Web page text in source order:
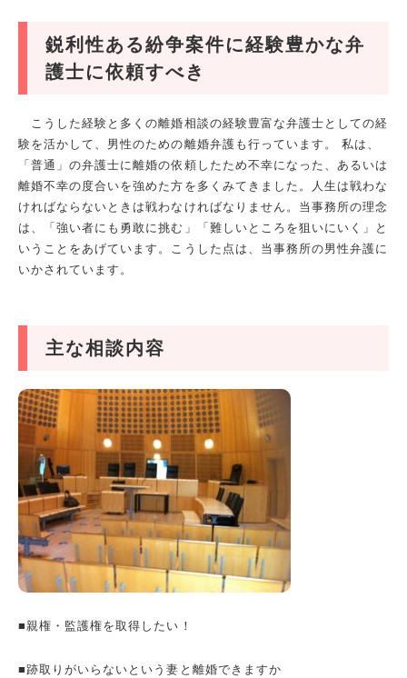
鋭利性ある紛争案件に経験豊かな弁
護士に依頼すべき
こうした経験と多くの離婚相談の経験豊富な弁護士としての経
験を活かして、男性のための離婚弁護も行っています。 私は、
「普通」の弁護士に離婚の依頼したため不幸になった、あるいは
離婚不幸の度合いを強めた方を多くみてきました。人生は戦わな
ければならないときは戦わなければなりません。当事務所の理念
は、「強い者にも勇敢に挑む」「難しいところを狙いにいく」と
いうことをあげています。こうした点は、当事務所の男性弁護に
いかされています。
主な相談内容
■親権・監護権を取得したい！
■跡取りがいらないという妻と離婚できますか